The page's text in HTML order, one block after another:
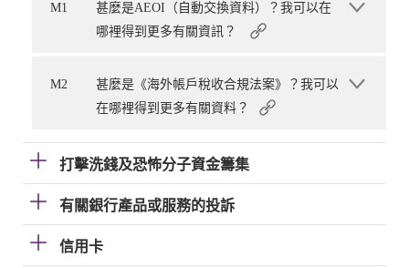
M1
甚麼是AEOI（自動交換資料）？我可以在
哪裡得到更多有關資訊？
M2
甚麼是《海外帳戶稅收合規法案》？我可以
在哪裡得到更多有關資料？
打擊洗錢及恐怖分子資金籌集
有關銀行產品或服務的投訴
信用卡